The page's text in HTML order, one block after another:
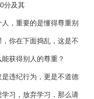
分及其
，重要的是懂得尊重别
你在下面捣乱，这是不
获得别人的尊重？
违纪行为，更是不道德
习，放弃学习，那么请